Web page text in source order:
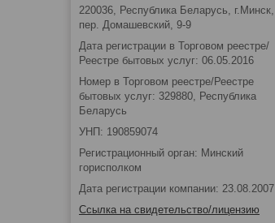
220036, Республика Беларусь, г.Минск,
пер. Домашевский, 9-9
Дата регистрации в Торговом реестре/
Реестре бытовых услуг: 06.05.2016
Номер в Торговом реестре/Реестре
бытовых услуг: 329880, Республика
Беларусь
УНП: 190859074
Регистрационный орган: Минский
горисполком
Дата регистрации компании: 23.08.2007
Ссылка на свидетельство/лицензию